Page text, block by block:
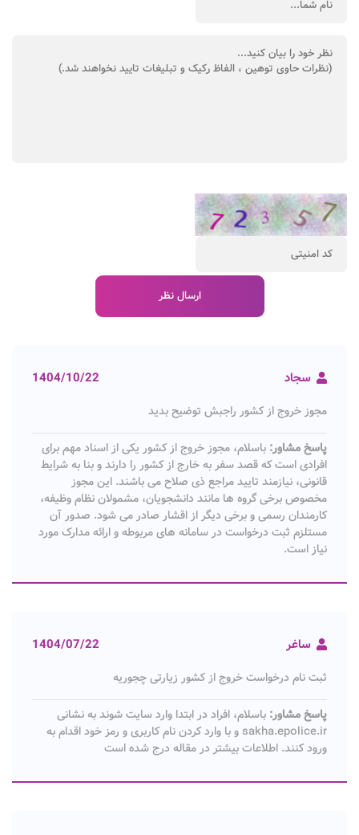
سجاد 1404/10/22
مجوز خروج از کشور راجبش توضیح بدید
پاسخ مشاور: باسلام، مجوز خروج از کشور یکی از اسناد مهم برای
افرادی است که قصد سفر به خارج از کشور را دارند و بنا به شرایط
قانونی، نیازمند تایید مراجع ذی صلاح می باشند. این مجوز
مخصوص برخی گروه ها مانند دانشجویان، مشمولان نظام وظیفه،
کارمندان رسمی و برخی دیگر از اقشار صادر می شود. صدور آن
مستلزم ثبت درخواست در سامانه های مربوطه و ارائه مدارک مورد
نیاز است.
ساغر 1404/07/22
ثبت نام درخواست خروج از کشور زیارتی چجوریه
پاسخ مشاور: باسلام، افراد در ابتدا وارد سایت شوند به نشانی
sakha.epolice.ir و با وارد کردن نام کاربری و رمز خود اقدام به
ورود کنند. اطلاعات بیشتر در مقاله درج شده است